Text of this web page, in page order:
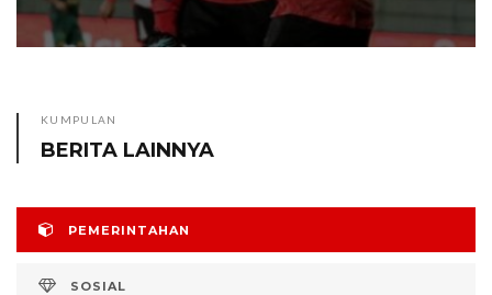
KUMPULAN
BERITA LAINNYA
PEMERINTAHAN
SOSIAL